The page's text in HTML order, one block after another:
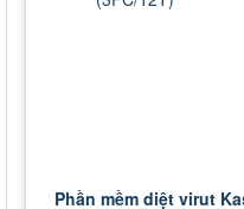
Phần mềm diệt virut